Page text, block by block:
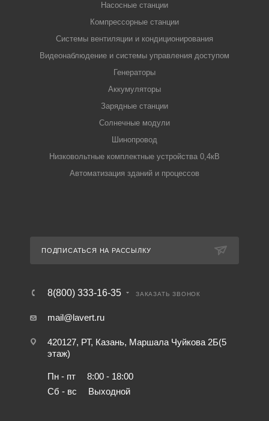
Насосные станции
Компрессорные станции
Системы вентиляции и кондиционирования
Видеонаблюдение и системы управления доступом
Генераторы
Аккумуляторы
Зарядные станции
Солнечные модули
Шинопровод
Низковольтные комплектные устройства 0,4кВ
Автоматизация зданий и процессов
ПОДПИСАТЬСЯ НА РАССЫЛКУ
8(800) 333-16-35 ЗАКАЗАТЬ ЗВОНОК
mail@lavert.ru
420127, РТ, Казань, Маршала Чуйкова 2Б(5
этаж)
Пн - пт
8:00 - 18:00
Сб - вс
Выходной